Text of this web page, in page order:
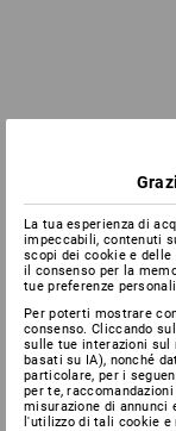
La tua esperienza di
impeccabili, contenuti
scopi dei cookie e
il consenso per la
tue preferenze personali.
Per poterti mostrare
consenso. Cliccando
sulle tue interazioni
basati su IA), nonché
particolare, per i
per te,
misurazione di annunci
l'utilizzo di tali cookie